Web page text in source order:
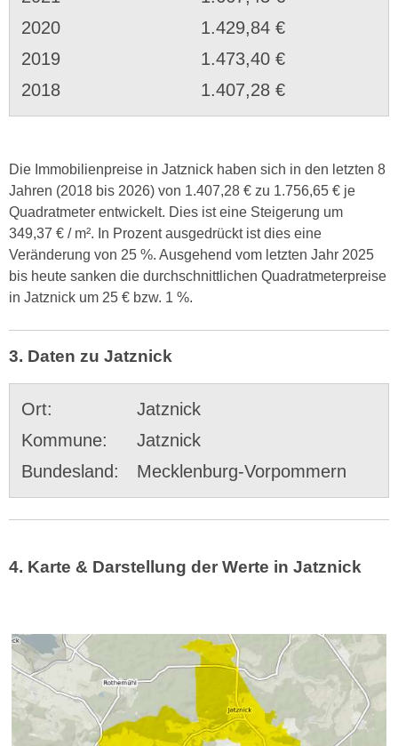
2020
1.429,84 €
2019
1.473,40 €
2018
1.407,28 €
Die Immobilienpreise in Jatznick haben sich in den letzten 8
Jahren (2018 bis 2026) von 1.407,28 € zu 1.756,65 € je
Quadratmeter entwickelt. Dies ist eine Steigerung um
349,37 € / m². In Prozent ausgedrückt ist dies eine
Veränderung von 25 %. Ausgehend vom letzten Jahr 2025
bis heute sanken die durchschnittlichen Quadratmeterpreise
in Jatznick um 25 € bzw. 1 %.
3. Daten zu Jatznick
Ort:
Jatznick
Kommune:
Jatznick
Bundesland:
Mecklenburg-Vorpommern
4. Karte & Darstellung der Werte in Jatznick